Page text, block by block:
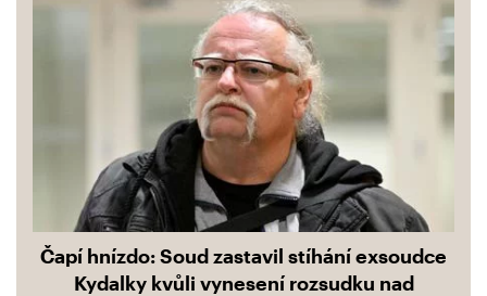
Čapí hnízdo: Soud zastavil stíhání exsoudce
Kydalky kvůli vynesení rozsudku nad